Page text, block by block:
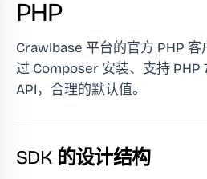
PHP
Crawlbase 平台的官方 PHP 客
过 Composer 安装、支持 PHP
API，合理的默认值。
SDK 的设计结构